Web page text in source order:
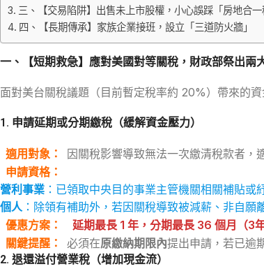
三、【交易陷阱】出售未上市股權，小心誤踩「房地合
四、【長期傳承】家族企業接班，設立「三道防火牆」
一、【短期救急】應對美國對等關稅，財政部祭出兩
面對美台關稅議題（目前暫定稅率約 20%）帶來的
1. 申請延期或分期繳稅（緩解資金壓力）
適用對象 ：
因關稅影響導致無法一次繳清稅款者，
申請資格：
營利事業 ：已領取中央目的事業主管機關相關補貼
個人 ：除領有補助外，若因關稅導致被減薪、非自願
優惠方案 ： 延期最長 1 年 ，分期最長 36 個月 （3
關鍵提醒 ： 必須在原繳納期限內提出申請，若已逾
2. 退還溢付營業稅（增加現金流）